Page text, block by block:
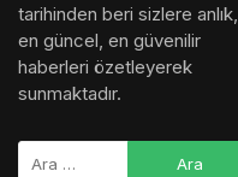
tarihinden beri sizlere anlık,
en güncel, en güvenilir
haberleri özetleyerek
sunmaktadır.